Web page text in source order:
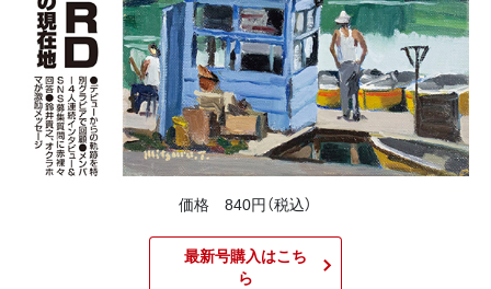
価格 840円（税込）
最新号購入はこち
ら​